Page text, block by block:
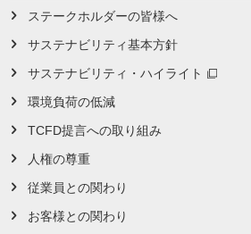
ステークホルダーの皆様へ
サステナビリティ基本方針
サステナビリティ・ハイライト
環境負荷の低減
TCFD提言への取り組み
人権の尊重
従業員との関わり
お客様との関わり